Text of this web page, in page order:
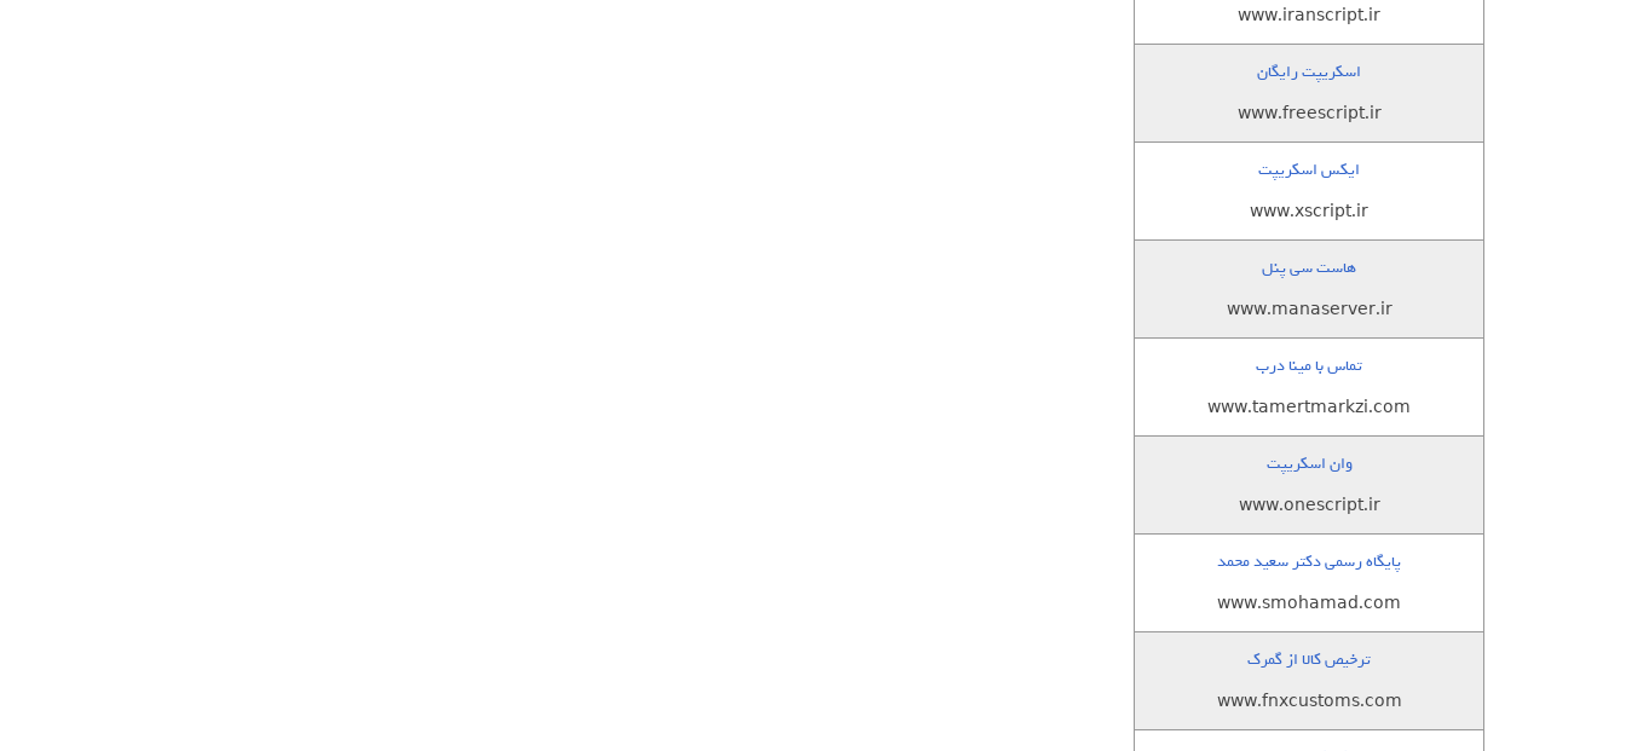
www.iranscript.ir
اسکریپت رایگان
www.freescript.ir
ایکس اسکریپت
www.xscript.ir
هاست سی پنل
www.manaserver.ir
تماس با مینا درب
www.tamertmarkzi.com
وان اسکریپت
www.onescript.ir
پایگاه رسمی دکتر سعید محمد
www.smohamad.com
ترخیص کالا از گمرک
www.fnxcustoms.com